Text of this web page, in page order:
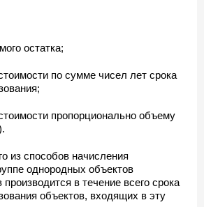
остатка;
по сумме чисел лет срока
пропорционально объему
из способов начисления
однородных объектов
в течение всего срока
объектов, входящих в эту